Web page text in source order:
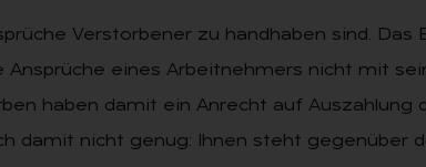
Verstorbener zu handhaben sind. Das
Ansprüche eines Arbeitnehmers nicht mit
haben damit ein Anrecht auf Auszahlung
damit nicht genug: Ihnen steht gegenüber